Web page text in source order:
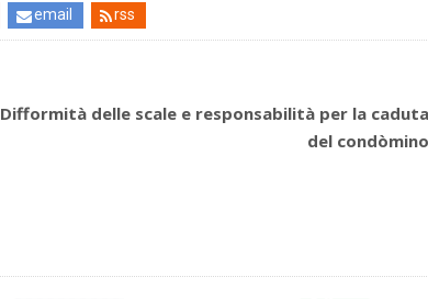
email rss
Difformità delle scale e responsabilità per la caduta
del condòmino